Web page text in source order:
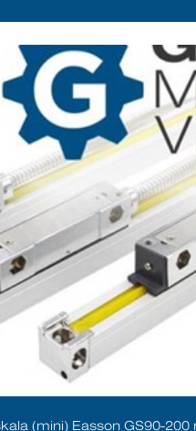
(mini) Easson GS90-200